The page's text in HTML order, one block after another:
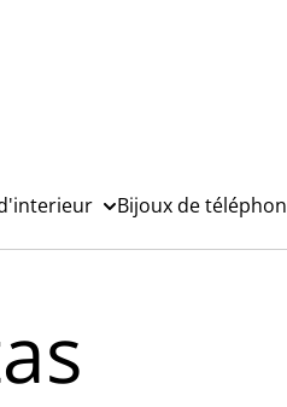
Bijoux de